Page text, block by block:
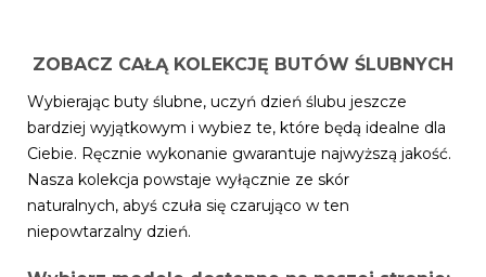
ZOBACZ CAŁĄ KOLEKCJĘ BUTÓW ŚLUBNYCH
Wybierając buty ślubne, uczyń dzień ślubu jeszcze
bardziej wyjątkowym i wybiez te, które będą idealne dla
Ciebie. Ręcznie wykonanie gwarantuje najwyższą jakość.
Nasza kolekcja powstaje wyłącznie ze skór
naturalnych, abyś czuła się czarująco w ten
niepowtarzalny dzień.